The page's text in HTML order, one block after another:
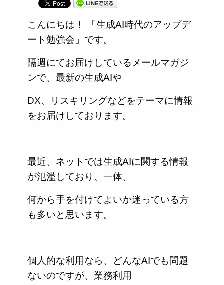
こんにちは！ 「生成AI時代のアップデ
ート勉強会」です。
隔週にてお届けしているメールマガジ
ンで、最新の生成AIや
DX、リスキリングなどをテーマに情報
をお届けしております。
最近、ネットでは生成AIに関する情報
が氾濫しており、一体、
何から手を付けてよいか迷っている方
も多いと思います。
個人的な利用なら、どんなAIでも問題
ないのですが、業務利用